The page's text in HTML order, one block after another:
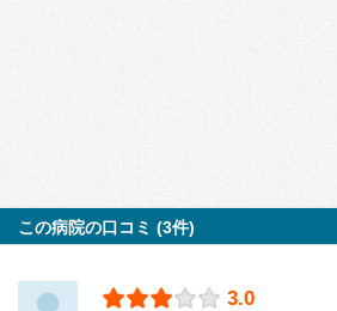
この病院の口コミ (3件)
3.0